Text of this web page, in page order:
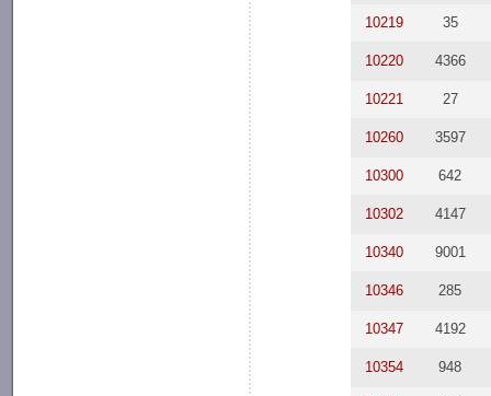
10219 35
10220 4366
10221 27
10260 3597
10300 642
10302 4147
10340 9001
10346 285
10347 4192
10354 948